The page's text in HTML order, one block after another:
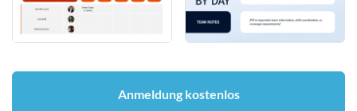
Anmeldung kostenlos